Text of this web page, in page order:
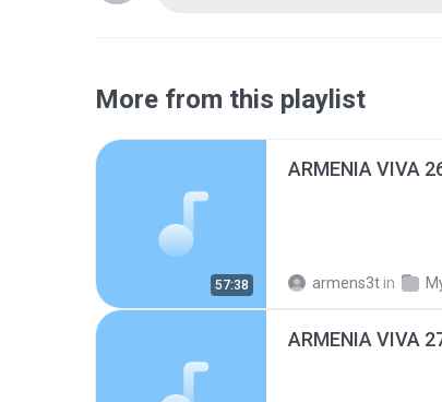
More from this playlist
57:38
ARMENIA VIVA
armens3t in
ARMENIA VIVA